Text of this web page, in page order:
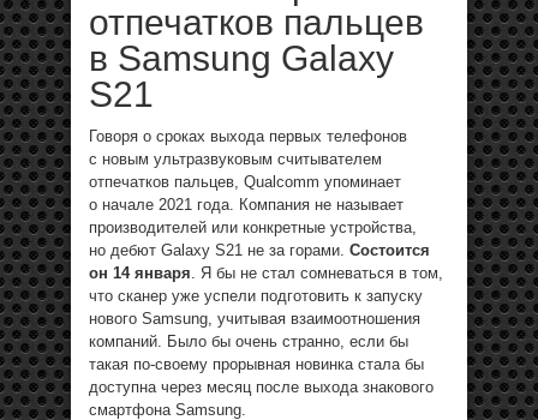
отпечатков пальцев
в Samsung Galaxy
S21
Говоря о сроках выхода первых телефонов
с новым ультразвуковым считывателем
отпечатков пальцев, Qualcomm упоминает
о начале 2021 года. Компания не называет
производителей или конкретные устройства,
но дебют Galaxy S21 не за горами. Состоится
он 14 января . Я бы не стал сомневаться в том,
что сканер уже успели подготовить к запуску
нового Samsung, учитывая взаимоотношения
компаний. Было бы очень странно, если бы
такая по-своему прорывная новинка стала бы
доступна через месяц после выхода знакового
смартфона Samsung.